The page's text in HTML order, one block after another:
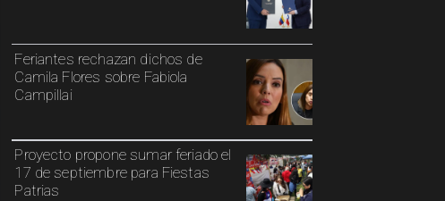
Feriantes rechazan dichos de
Camila Flores sobre Fabiola
Campillai
Proyecto propone sumar feriado el
17 de septiembre para Fiestas
Patrias